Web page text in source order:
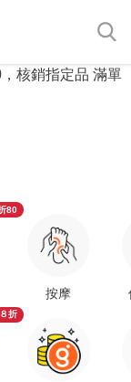
80
折
按摩